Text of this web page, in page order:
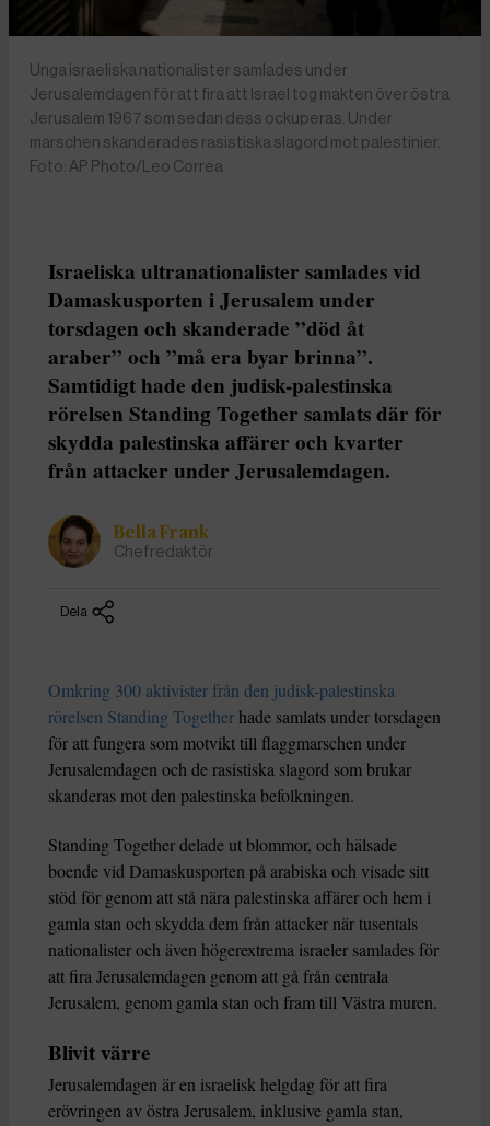
Unga israeliska nationalister samlades under
Jerusalemdagen för att fira att Israel tog makten över östra
Jerusalem 1967 som sedan dess ockuperas. Under
marschen skanderades rasistiska slagord mot palestinier.
Foto: AP Photo/Leo Correa
Israeliska ultranationalister samlades vid
Damaskusporten i Jerusalem under
torsdagen och skanderade ”död åt
araber” och ”må era byar brinna”.
Samtidigt hade den judisk-palestinska
rörelsen Standing Together samlats där för
skydda palestinska affärer och kvarter
från attacker under Jerusalemdagen.
Bella Frank
Chefredaktör
Dela
Omkring 300 aktivister från den judisk-palestinska
rörelsen Standing Together hade samlats under torsdagen
för att fungera som motvikt till flaggmarschen under
Jerusalemdagen och de rasistiska slagord som brukar
skanderas mot den palestinska befolkningen.
Standing Together delade ut blommor, och hälsade
boende vid Damaskusporten på arabiska och visade sitt
stöd för genom att stå nära palestinska affärer och hem i
gamla stan och skydda dem från attacker när tusentals
nationalister och även högerextrema israeler samlades för
att fira Jerusalemdagen genom att gå från centrala
Jerusalem, genom gamla stan och fram till Västra muren.
Blivit värre
Jerusalemdagen är en israelisk helgdag för att fira
erövringen av östra Jerusalem, inklusive gamla stan,